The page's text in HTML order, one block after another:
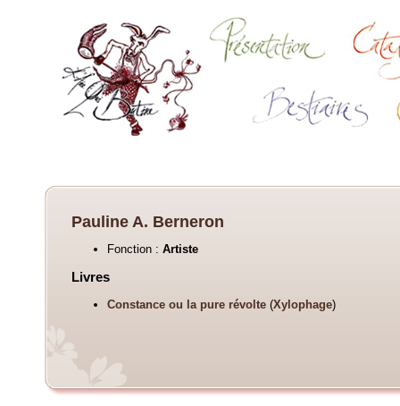
Pauline A. Berneron
Fonction : Artiste
Livres
Constance ou la pure révolte (Xylophage)